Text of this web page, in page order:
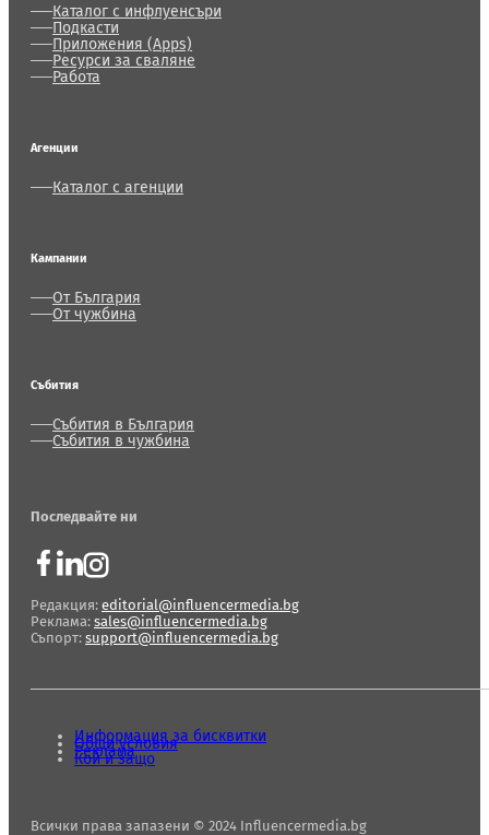
Каталог с инфлуенсъри
Подкасти
Приложения (Apps)
Ресурси за сваляне
Работа
Агенции
Каталог с агенции
Кампании
От България
От чужбина
Събития
Събития в България
Събития в чужбина
Последвайте ни
Редакция: editorial@influencermedia.bg
Реклама: sales@influencermedia.bg
Съпорт: support@influencermedia.bg
Всички права запазени © 2024 Influencermedia.bg
Информация за бисквитки
Общи условия
Реклама
Кой и защо